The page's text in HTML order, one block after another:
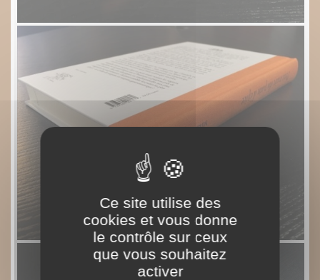
Ce site utilise des
cookies et vous donne
le contrôle sur ceux
que vous souhaitez
activer